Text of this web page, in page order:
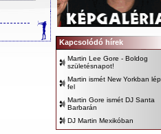
Kapcsolódó hírek
Martin Lee Gore - Boldog
születésnapot!
Martin ismét New Yorkban lép
fel
Martin Gore ismét DJ Santa
Barbarán
DJ Martin Mexikóban